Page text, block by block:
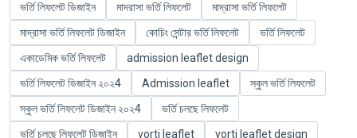
ভর্তি লিফলেট ডিজাইন
মাদরাসা ভর্তি লিফলেট
মাদ্রাসা ভর্তি লিফলেট
মাদ্রাসা ভর্তি লিফলেট ডিজাইন
কোচিং সেন্টার ভর্তি লিফলেট
ভর্তি লিফলেট
একাডেমিক ভর্তি লিফলেট
admission leaflet design
ভর্তি লিফলেট ডিজাইন ২০২4
Admission leaflet
স্কুল ভর্তি লিফলেট
স্কুল ভর্তি লিফলেট ডিজাইন ২০২4
ভর্তি চলছে লিফলেট
ভর্তি চলছে লিফলেট ডিজাইন
vorti leaflet
vorti leaflet design